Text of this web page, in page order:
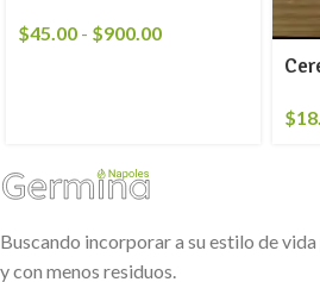
$45.00 - $900.00
$
Buscando incorporar a su estilo de
y con menos residuos.